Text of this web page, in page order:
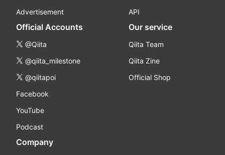
Advertisement
API
Official Accounts
@Qiita
@qiita_milestone
@qiitapoi
Facebook
YouTube
Podcast
Our service
Qiita Team
Qiita Zine
Official Shop
Company